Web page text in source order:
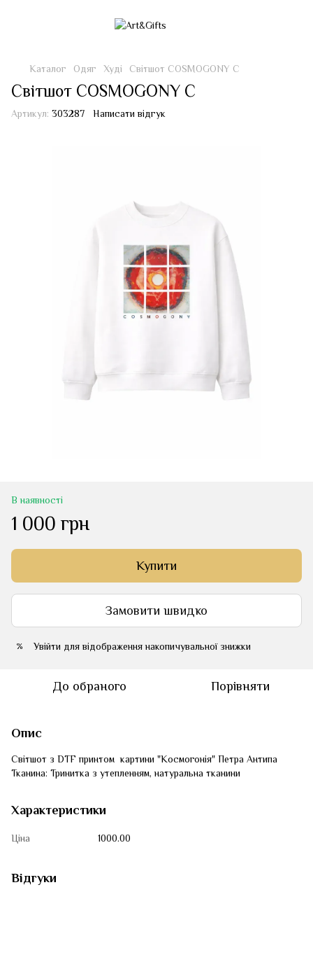
Каталог Одяг Худі Світшот COSMOGONY С
Світшот COSMOGONY С
Артикул: 303287 Написати відгук
В наявності
1 000 грн
Купити
Замовити швидко
% Увійти для відображення накопичувальної знижки
До обраного Порівняти
Опис
Світшот з DTF принтом картини "Космогонія" Петра Антипа
Тканина: Тринитка з утепленням, натуральна тканини
Характеристики
Ціна 1000.00
Відгуки